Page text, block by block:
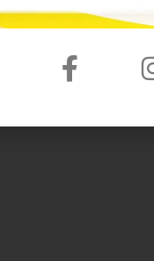
leading to
climate change is